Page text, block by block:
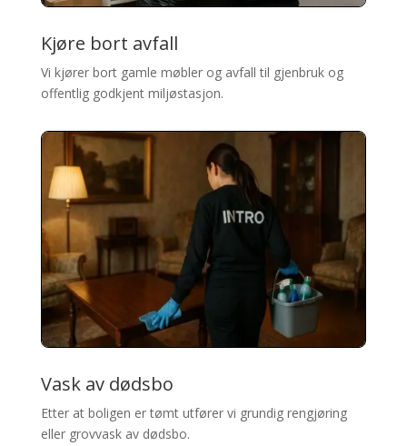
Kjøre bort avfall
Vi kjører bort gamle møbler og avfall til gjenbruk og
offentlig godkjent miljøstasjon.
Vask av dødsbo
Etter at boligen er tømt utfører vi grundig rengjøring
eller grovvask av dødsbo.